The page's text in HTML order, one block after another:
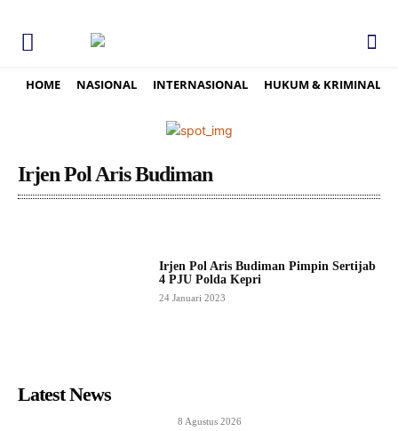
HOME NASIONAL INTERNASIONAL HUKUM & KRIMINAL
Irjen Pol Aris Budiman
Irjen Pol Aris Budiman Pimpin Sertijab
4 PJU Polda Kepri
24 Januari 2023
Latest News
8 Agustus 2026